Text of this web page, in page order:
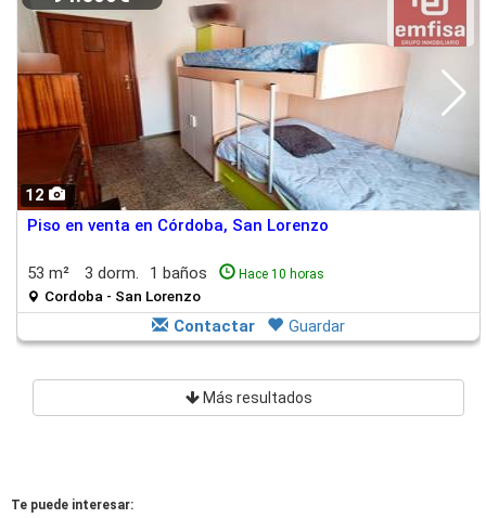
12
Piso en venta en Córdoba, San Lorenzo
53 m² 3 dorm. 1 baños Hace 10 horas
Cordoba - San Lorenzo
Contactar Guardar
Más resultados
Te puede interesar: